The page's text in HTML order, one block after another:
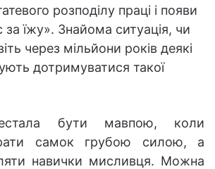
розподілу праці і появи
за їжу». Знайома ситуація, чи
через мільйони років деякі
дотримуватися такої
бути мавпою, коли
самок грубою силою, а
навички мисливця. Можна